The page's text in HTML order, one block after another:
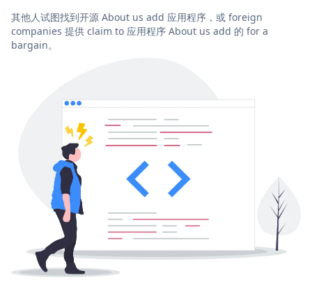
其他人试图找到开源 About us add 应用程序，或 foreign
companies 提供 claim to 应用程序 About us add 的 for a
bargain。